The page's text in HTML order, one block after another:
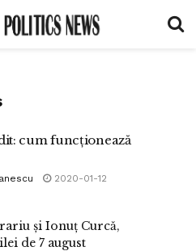
cum funcționează
2020-01-12
și Ionuț Curcă,
de 7 august